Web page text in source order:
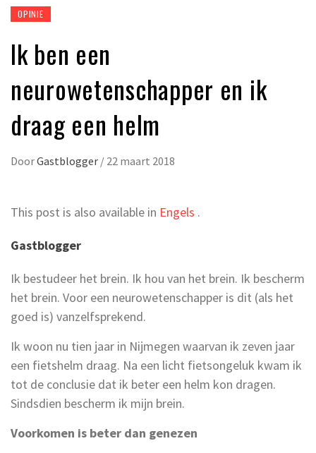
OPINIE
Ik ben een
neurowetenschapper en ik
draag een helm
DoorGastblogger / 22 maart 2018
This post is also available in Engels .
Gastblogger
Ik bestudeer het brein. Ik hou van het brein. Ik bescherm
het brein. Voor een neurowetenschapper is dit (als het
goed is) vanzelfsprekend.
Ik woon nu tien jaar in Nijmegen waarvan ik zeven jaar
een fietshelm draag. Na een licht fietsongeluk kwam ik
tot de conclusie dat ik beter een helm kon dragen.
Sindsdien bescherm ik mijn brein.
Voorkomen is beter dan genezen